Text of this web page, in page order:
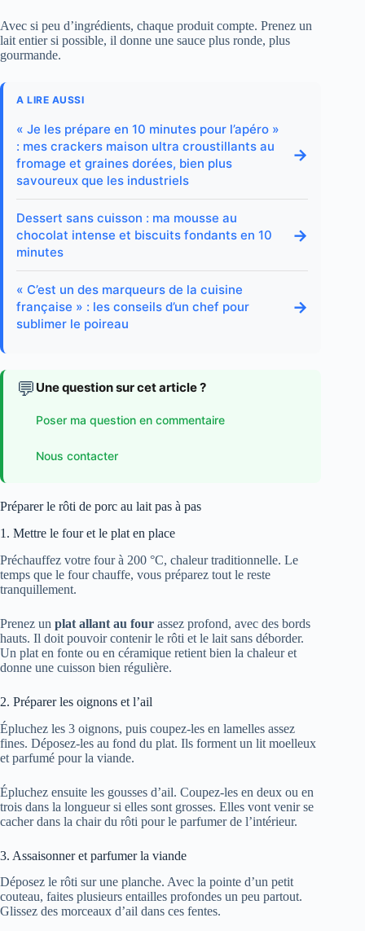
Avec si peu d’ingrédients, chaque produit compte. Prenez un
lait entier si possible, il donne une sauce plus ronde, plus
gourmande.
A LIRE AUSSI
« Je les prépare en 10 minutes pour l’apéro »
: mes crackers maison ultra croustillants au
fromage et graines dorées, bien plus
savoureux que les industriels
→
Dessert sans cuisson : ma mousse au
chocolat intense et biscuits fondants en 10
minutes
→
« C’est un des marqueurs de la cuisine
française » : les conseils d’un chef pour
sublimer le poireau
→
💬 Une question sur cet article ?
Poser ma question en commentaire
Nous contacter
Préparer le rôti de porc au lait pas à pas
1. Mettre le four et le plat en place
Préchauffez votre four à 200 °C, chaleur traditionnelle. Le
temps que le four chauffe, vous préparez tout le reste
tranquillement.
Prenez un plat allant au four assez profond, avec des bords
hauts. Il doit pouvoir contenir le rôti et le lait sans déborder.
Un plat en fonte ou en céramique retient bien la chaleur et
donne une cuisson bien régulière.
2. Préparer les oignons et l’ail
Épluchez les 3 oignons, puis coupez-les en lamelles assez
fines. Déposez-les au fond du plat. Ils forment un lit moelleux
et parfumé pour la viande.
Épluchez ensuite les gousses d’ail. Coupez-les en deux ou en
trois dans la longueur si elles sont grosses. Elles vont venir se
cacher dans la chair du rôti pour le parfumer de l’intérieur.
3. Assaisonner et parfumer la viande
Déposez le rôti sur une planche. Avec la pointe d’un petit
couteau, faites plusieurs entailles profondes un peu partout.
Glissez des morceaux d’ail dans ces fentes.